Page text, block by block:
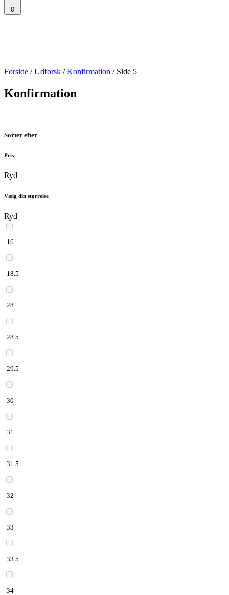
0
Forside /Udforsk /Konfirmation / Side 5
Konfirmation
Sorter efter
Pris
Ryd
Vælg din størrelse
Ryd
16
18.5
28
28.5
29.5
30
31
31.5
32
33
33.5
34